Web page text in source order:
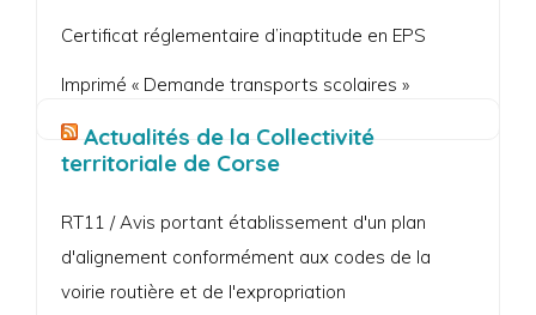
Certificat réglementaire d’inaptitude en EPS
Imprimé « Demande transports scolaires »
Actualités de la Collectivité
territoriale de Corse
RT11 / Avis portant établissement d'un plan
d'alignement conformément aux codes de la
voirie routière et de l'expropriation